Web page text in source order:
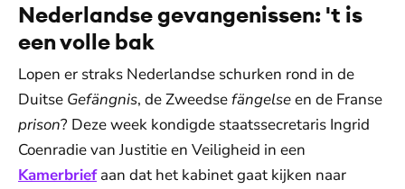
Nederlandse gevangenissen: 't is
een volle bak
Lopen er straks Nederlandse schurken rond in de
Duitse Gefängnis, de Zweedsefängelseen de Franse
prison? Deze week kondigde staatssecretaris Ingrid
Coenradie van Justitie en Veiligheid in een
Kamerbriefaan dat het kabinet gaat kijken naar